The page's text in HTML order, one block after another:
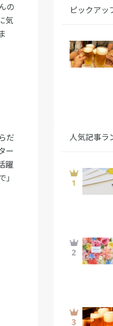
の
気
だ
ー
躍
ピックアッ
人気記事ラ